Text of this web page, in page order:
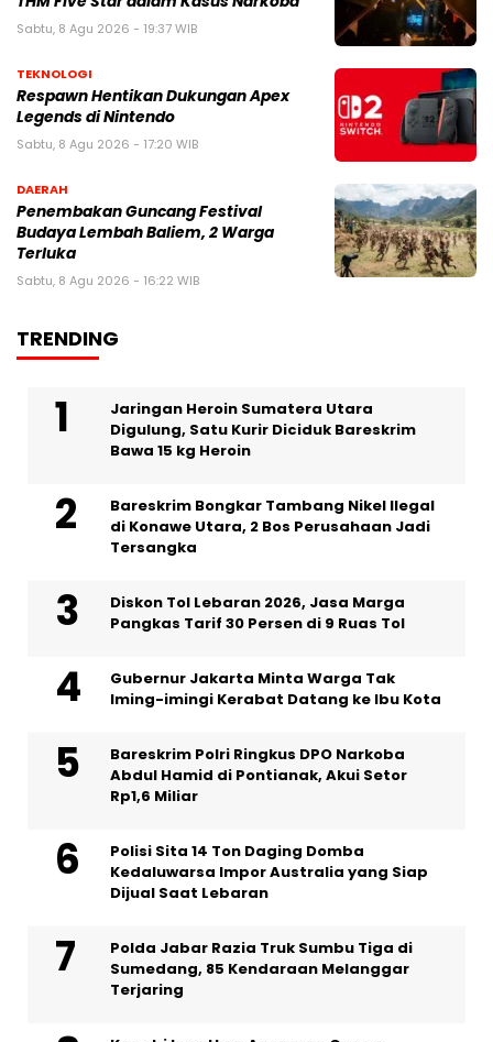
Sabtu, 8 Agu 2026 - 19:37 WIB
TEKNOLOGI
Respawn Hentikan Dukungan Apex
Legends di Nintendo
Sabtu, 8 Agu 2026 - 17:20 WIB
DAERAH
Penembakan Guncang Festival
Budaya Lembah Baliem, 2 Warga
Terluka
Sabtu, 8 Agu 2026 - 16:22 WIB
TRENDING
Jaringan Heroin Sumatera Utara
Digulung, Satu Kurir Diciduk Bareskrim
Bawa 15 kg Heroin
Bareskrim Bongkar Tambang Nikel Ilegal
di Konawe Utara, 2 Bos Perusahaan Jadi
Tersangka
Diskon Tol Lebaran 2026, Jasa Marga
Pangkas Tarif 30 Persen di 9 Ruas Tol
Gubernur Jakarta Minta Warga Tak
Iming-imingi Kerabat Datang ke Ibu Kota
Bareskrim Polri Ringkus DPO Narkoba
Abdul Hamid di Pontianak, Akui Setor
Rp1,6 Miliar
Polisi Sita 14 Ton Daging Domba
Kedaluwarsa Impor Australia yang Siap
Dijual Saat Lebaran
Polda Jabar Razia Truk Sumbu Tiga di
Sumedang, 85 Kendaraan Melanggar
Terjaring